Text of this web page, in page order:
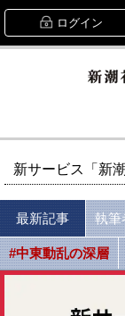
ログイン
新サービス「新
最新記事 執筆
#中東動乱の深層